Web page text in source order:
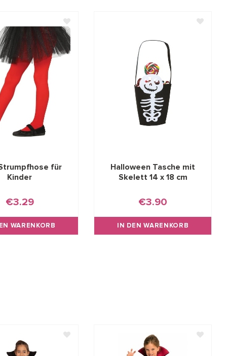
für
Kinder
€3.29
WARENKORB
Halloween Tasche mit
Skelett 14 x 18 cm
€3.90
IN DEN WARENKORB